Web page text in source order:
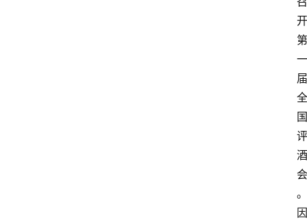
开
第
一
届
全
国
评
酒
会
。
因